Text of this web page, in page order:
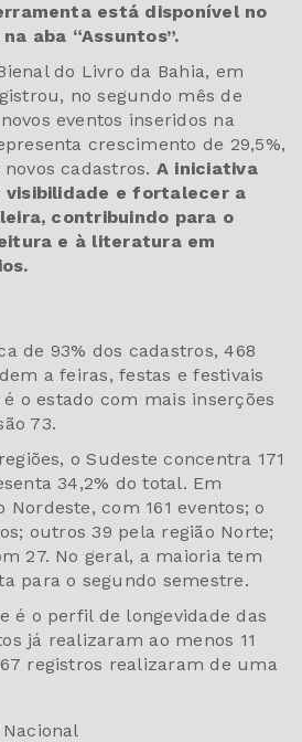
está disponível no
na aba “Assuntos”.
do Livro da Bahia, em
no segundo mês de
eventos inseridos na
crescimento de 29,5%,
cadastros. A iniciativa
visibilidade e fortalecer a
contribuindo para o
e à literatura em
de 93% dos cadastros, 468
a feiras, festas e festivais
o estado com mais inserções
73.
o Sudeste concentra 171
34,2% do total. Em
Nordeste, com 161 eventos; o
outros 39 pela região Norte;
27. No geral, a maioria tem
para o segundo semestre.
é o perfil de longevidade das
já realizaram ao menos 11
registros realizaram de uma